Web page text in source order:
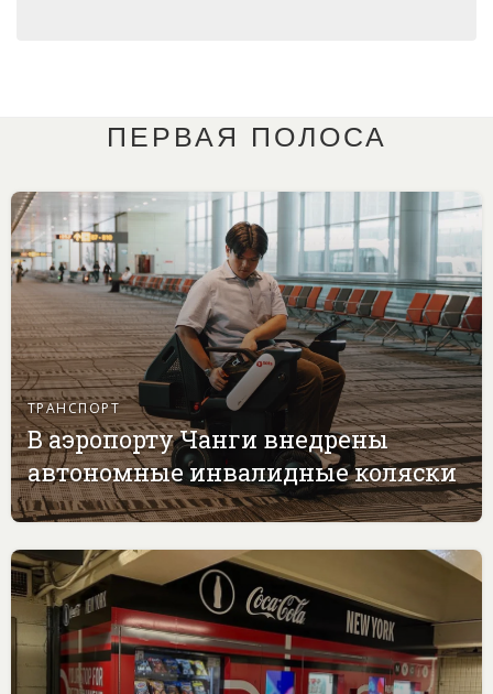
ПЕРВАЯ ПОЛОСА
ТРАНСПОРТ
В аэропорту Чанги внедрены
автономные инвалидные коляски